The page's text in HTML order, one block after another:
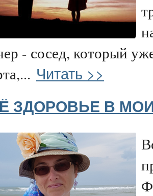
- сосед, который
Читать >>
ЗДОРОВЬЕ В